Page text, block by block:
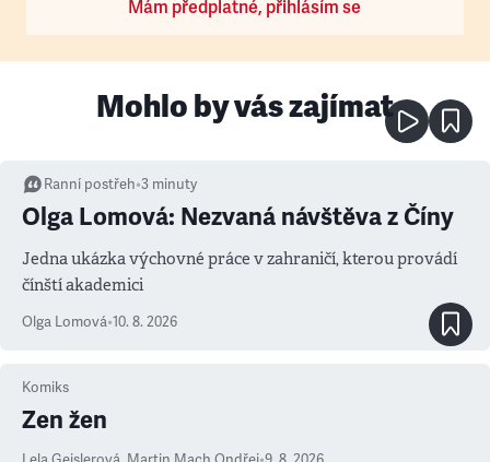
Mám předplatné, přihlásím se
Mohlo by vás zajímat
Ranní postřeh•3 minuty
Olga Lomová: Nezvaná návštěva z Číny
Jedna ukázka výchovné práce v zahraničí, kterou provádí
čínští akademici
Olga Lomová•10. 8. 2026
Komiks
Zen žen